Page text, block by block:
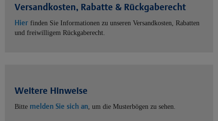
Versandkosten, Rabatte & Rückgaberecht
Hier finden Sie Informationen zu unseren Versandkosten, Rabatten
und freiwilligem Rückgaberecht.
Weitere Hinweise
Bitte melden Sie sich an, um die Musterbögen zu sehen.